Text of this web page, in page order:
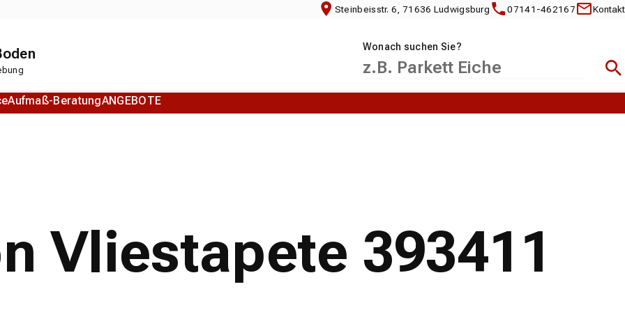
Steinbeisstr. 6, 71636 Ludwigsburg 07141-462167 Kontakt
Wonach suchen Sie?
Aufmaß-BeratungANGEBOTE
Vliestapete 393411